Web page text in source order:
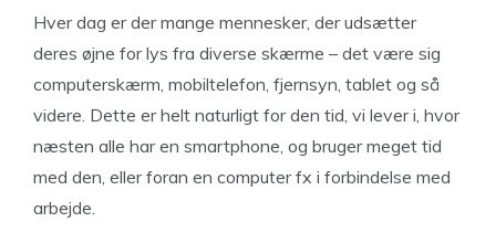
Hver dag er der mange mennesker, der udsætter
deres øjne for lys fra diverse skærme – det være sig
computerskærm, mobiltelefon, fjernsyn, tablet og så
videre. Dette er helt naturligt for den tid, vi lever i, hvor
næsten alle har en smartphone, og bruger meget tid
med den, eller foran en computer fx i forbindelse med
arbejde.